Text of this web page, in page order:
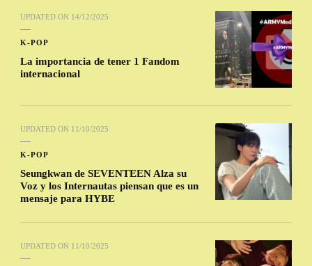
UPDATED ON 14/12/2025
K-POP
La importancia de tener 1 Fandom
internacional
UPDATED ON 11/10/2025
K-POP
Seungkwan de SEVENTEEN Alza su
Voz y los Internautas piensan que es un
mensaje para HYBE
UPDATED ON 11/10/2025